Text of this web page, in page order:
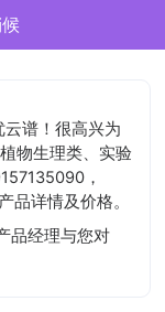
谱！很高兴为
物生理类、实验
，
品详情及价格。
品经理与您对